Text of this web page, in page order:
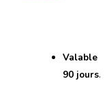
Valable
90 jours.